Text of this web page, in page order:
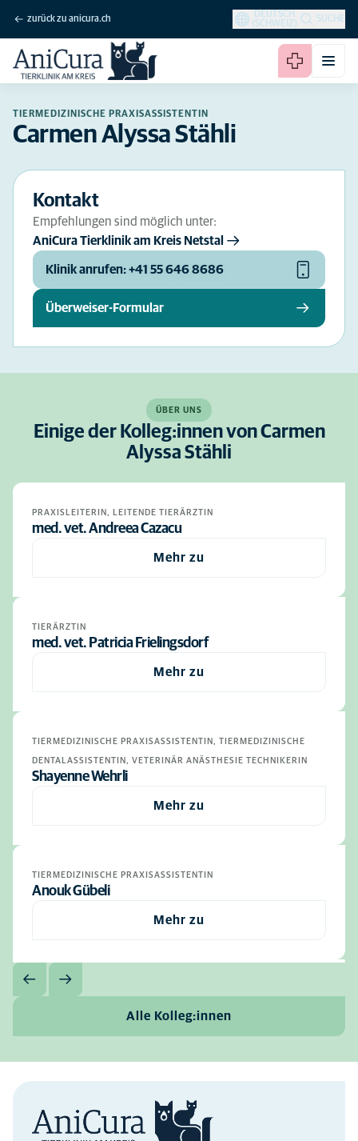
zurück zu anicura.ch
DEUTSCH
(SCHWEIZ)
SUCHE
TIERMEDIZINISCHE PRAXISASSISTENTIN
Carmen Alyssa Stähli
Kontakt
Empfehlungen sind möglich unter:
AniCura Tierklinik am Kreis Netstal
Klinik anrufen: +41 55 646 8686
Überweiser-Formular
ÜBER UNS
Einige der Kolleg:innen von Carmen
Alyssa Stähli
PRAXISLEITERIN, LEITENDE TIERÄRZTIN
med. vet. Andreea Cazacu
Mehr zu
TIERÄRZTIN
med. vet. Patricia Frielingsdorf
Mehr zu
TIERMEDIZINISCHE PRAXISASSISTENTIN, TIERMEDIZINISCHE
DENTALASSISTENTIN, VETERINÄR ANÄSTHESIE TECHNIKERIN
Shayenne Wehrli
Mehr zu
TIERMEDIZINISCHE PRAXISASSISTENTIN
Anouk Gübeli
Mehr zu
Alle Kolleg:innen